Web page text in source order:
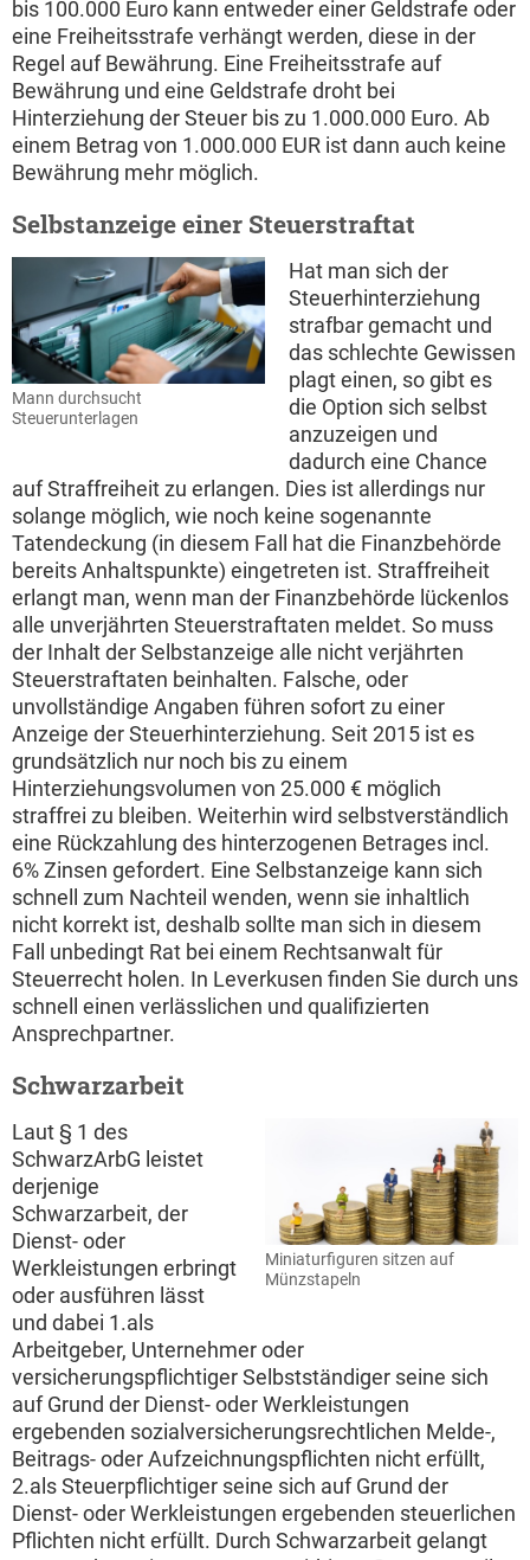
bis 100.000 Euro kann entweder einer Geldstrafe oder
eine Freiheitsstrafe verhängt werden, diese in der
Regel auf Bewährung. Eine Freiheitsstrafe auf
Bewährung und eine Geldstrafe droht bei
Hinterziehung der Steuer bis zu 1.000.000 Euro. Ab
einem Betrag von 1.000.000 EUR ist dann auch keine
Bewährung mehr möglich.
Selbstanzeige einer Steuerstraftat
Mann durchsucht
Steuerunterlagen
Hat man sich der
Steuerhinterziehung
strafbar gemacht und
das schlechte Gewissen
plagt einen, so gibt es
die Option sich selbst
anzuzeigen und
dadurch eine Chance
auf Straffreiheit zu erlangen. Dies ist allerdings nur
solange möglich, wie noch keine sogenannte
Tatendeckung (in diesem Fall hat die Finanzbehörde
bereits Anhaltspunkte) eingetreten ist. Straffreiheit
erlangt man, wenn man der Finanzbehörde lückenlos
alle unverjährten Steuerstraftaten meldet. So muss
der Inhalt der Selbstanzeige alle nicht verjährten
Steuerstraftaten beinhalten. Falsche, oder
unvollständige Angaben führen sofort zu einer
Anzeige der Steuerhinterziehung. Seit 2015 ist es
grundsätzlich nur noch bis zu einem
Hinterziehungsvolumen von 25.000 € möglich
straffrei zu bleiben. Weiterhin wird selbstverständlich
eine Rückzahlung des hinterzogenen Betrages incl.
6% Zinsen gefordert. Eine Selbstanzeige kann sich
schnell zum Nachteil wenden, wenn sie inhaltlich
nicht korrekt ist, deshalb sollte man sich in diesem
Fall unbedingt Rat bei einem Rechtsanwalt für
Steuerrecht holen. In Leverkusen finden Sie durch uns
schnell einen verlässlichen und qualifizierten
Ansprechpartner.
Schwarzarbeit
Miniaturfiguren sitzen auf
Münzstapeln
Laut § 1 des
SchwarzArbG leistet
derjenige
Schwarzarbeit, der
Dienst- oder
Werkleistungen erbringt
oder ausführen lässt
und dabei 1.als
Arbeitgeber, Unternehmer oder
versicherungspflichtiger Selbstständiger seine sich
auf Grund der Dienst- oder Werkleistungen
ergebenden sozialversicherungsrechtlichen Melde-,
Beitrags- oder Aufzeichnungspflichten nicht erfüllt,
2.als Steuerpflichtiger seine sich auf Grund der
Dienst- oder Werkleistungen ergebenden steuerlichen
Pflichten nicht erfüllt. Durch Schwarzarbeit gelangt